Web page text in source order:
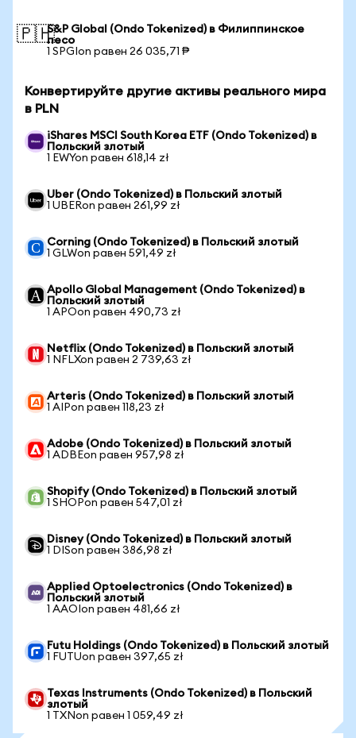
🇵🇭S&P Global (Ondo Tokenized) в Филиппинское
песо
1 SPGIon равен 26 035,71 ₱
Конвертируйте другие активы реального мира
в PLN
iShares MSCI South Korea ETF (Ondo Tokenized) в
Польский злотый
1 EWYon равен 618,14 zł
Uber (Ondo Tokenized) в Польский злотый
1 UBERon равен 261,99 zł
Corning (Ondo Tokenized) в Польский злотый
1 GLWon равен 591,49 zł
Apollo Global Management (Ondo Tokenized) в
Польский злотый
1 APOon равен 490,73 zł
Netflix (Ondo Tokenized) в Польский злотый
1 NFLXon равен 2 739,63 zł
Arteris (Ondo Tokenized) в Польский злотый
1 AIPon равен 118,23 zł
Adobe (Ondo Tokenized) в Польский злотый
1 ADBEon равен 957,98 zł
Shopify (Ondo Tokenized) в Польский злотый
1 SHOPon равен 547,01 zł
Disney (Ondo Tokenized) в Польский злотый
1 DISon равен 386,98 zł
Applied Optoelectronics (Ondo Tokenized) в
Польский злотый
1 AAOIon равен 481,66 zł
Futu Holdings (Ondo Tokenized) в Польский злотый
1 FUTUon равен 397,65 zł
Texas Instruments (Ondo Tokenized) в Польский
злотый
1 TXNon равен 1 059,49 zł